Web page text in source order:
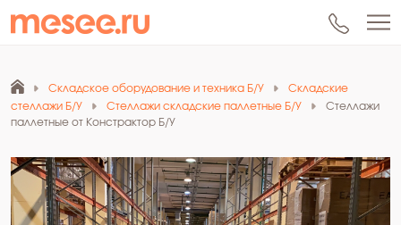
Складское оборудование и техника Б/У
Складские
стеллажи Б/У
Стеллажи складские паллетные Б/У
Стеллажи
паллетные от Констрактор Б/У